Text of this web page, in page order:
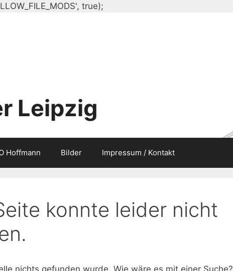
true);
Leipzig
Hoffmann Bilder Impressum / Kontakt
konnte leider nicht
nichts gefunden wurde. Wie wäre es mit einer Suche?